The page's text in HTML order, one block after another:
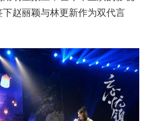
赵丽颖与林更新作为双代言